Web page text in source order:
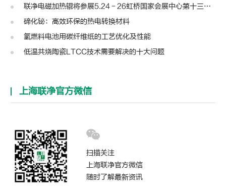
联净电磁加热辊将参展5.24－26虹桥国家会展中心第十三届模切展
碲化铋：高效环保的热电转换材料
氢燃料电池用碳纤维纸的工艺优化及性能
低温共烧陶瓷LTCC技术需要解决的十大问题
上海联净官方微信
扫描关注
上海联净官方微信
随时了解最新资讯